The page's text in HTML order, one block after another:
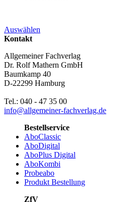
Auswählen
Kontakt
Allgemeiner Fachverlag
Dr. Rolf Mathern GmbH
Baumkamp 40
D-22299 Hamburg
Tel.: 040 - 47 35 00
info@allgemeiner-fachverlag.de
Bestellservice
AboClassic
AboDigital
AboPlus Digital
AboKombi
Probeabo
Produkt Bestellung
ZfV